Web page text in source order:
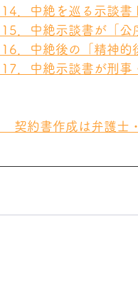
14．中絶を巡る示談書
15．中絶示談書が「公
16．中絶後の「精神的
17．中絶示談書が刑事
契約書作成は弁護士・